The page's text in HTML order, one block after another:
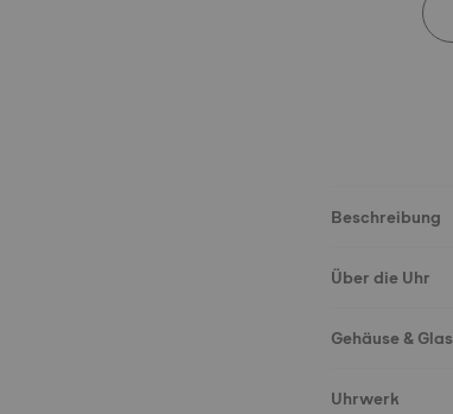
Beschreibung
Über die Uhr
Gehäuse & Glas
Uhrwerk